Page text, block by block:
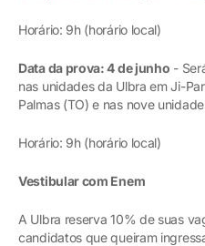
Horário: 9h (horário local)
Data da prova: 4 de junho -
nas unidades da Ulbra em Ji-
Palmas (TO) e nas nove
Horário: 9h (horário local)
Vestibular com Enem
A Ulbra reserva 10% de suas
candidatos que queiram